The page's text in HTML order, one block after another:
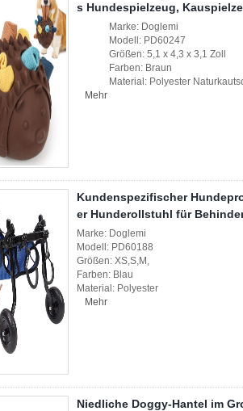
s Hundespielzeug,
Marke: Doglemi
Modell: PD60247
Größen: 5,1 x 4,3 x 3,1 Zoll
Farben: Braun
Material: Polyester
Mehr
Kundenspezifischer
er Hunderollstuhl für
Marke: Doglemi
Modell: PD60188
Größen: XS,S,M,
Farben: Blau
Material: Polyester
Mehr
Niedliche Doggy-Hantel im